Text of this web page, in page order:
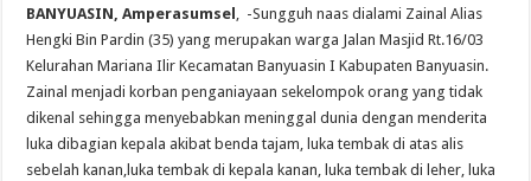
BANYUASIN, Amperasumsel , -Sungguh naas dialami Zainal Alias
Hengki Bin Pardin (35) yang merupakan warga Jalan Masjid Rt.16/03
Kelurahan Mariana Ilir Kecamatan Banyuasin I Kabupaten Banyuasin.
Zainal menjadi korban penganiayaan sekelompok orang yang tidak
dikenal sehingga menyebabkan meninggal dunia dengan menderita
luka dibagian kepala akibat benda tajam, luka tembak di atas alis
sebelah kanan,luka tembak di kepala kanan, luka tembak di leher, luka